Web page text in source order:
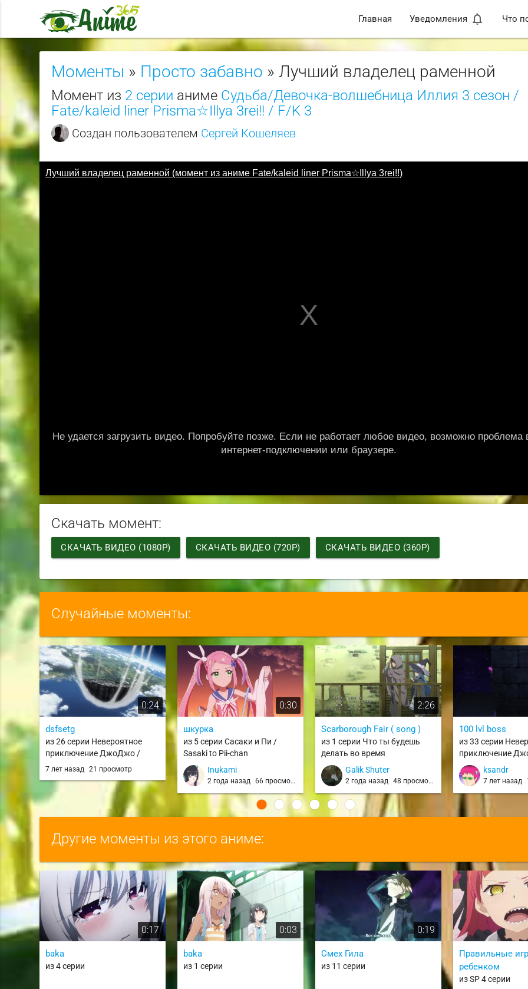
Главная Уведомления notifications_none Что
Моменты » Просто забавно » Лучший владелец раменной
Момент из 2 серии аниме Судьба/Девочка-волшебница Иллия 3 сезон /
Fate/kaleid liner Prisma☆Illya 3rei!! / F/K 3
Создан пользователем Сергей Кошеляев
Скачать момент:
СКАЧАТЬ ВИДЕО (1080P) СКАЧАТЬ ВИДЕО (720P) СКАЧАТЬ ВИДЕО (360P)
Случайные моменты:
0:24
dsfsetg
из 26 серии Невероятное
приключение ДжоДжо /
JoJo no Kimyou na Bouken
7 лет назад 21 просмотр
0:30
шкурка
из 5 серии Сасаки и Пи /
Sasaki to Pii-chan
Inukami
2 года назад 66 просмотров
2:26
Scarborough Fair ( song )
из 1 серии Что ты будешь
делать во время
апокалипсиса? Будешь ли ты
занят? Могу ли я спасти
тебя? / Shuumatsu Nani
Shitemasu ka? Isogashii desu
ka? Sukutte Moratte Ii desu ka?
Galik Shuter
2 года назад 48 просмотров
100 lvl boss
из 33 серии
приключение
Золотой ветер /
Kimyou na Bouken
Ougon no Kaze /
ksandr
7 лет назад
Другие моменты из этого аниме:
0:17
baka
из 4 серии
0:03
baka
из 1 серии
0:19
Смех Гила
из 11 серии
Правильные
ребенком
из SP 4 серии